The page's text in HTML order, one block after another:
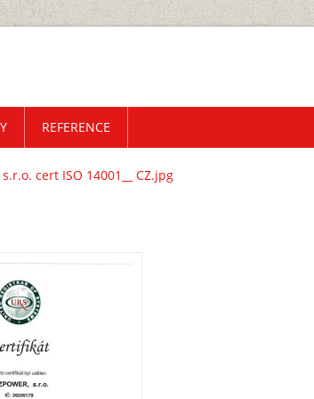
s.r.o. cert ISO 14001__ CZ.jpg
REFERENCE